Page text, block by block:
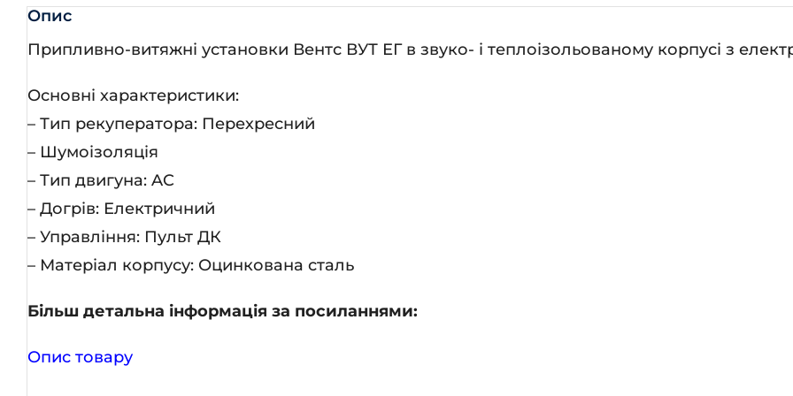
Опис
Припливно-витяжні установки Вентс ВУТ ЕГ в звуко- і теплоізольованому корпусі з
Основні характеристики:
– Тип рекуператора: Перехресний
– Шумоізоляція
– Тип двигуна: AC
– Догрів: Електричний
– Управління: Пульт ДК
– Матеріал корпусу: Оцинкована сталь
Більш детальна інформація за посиланнями:
Опис товару